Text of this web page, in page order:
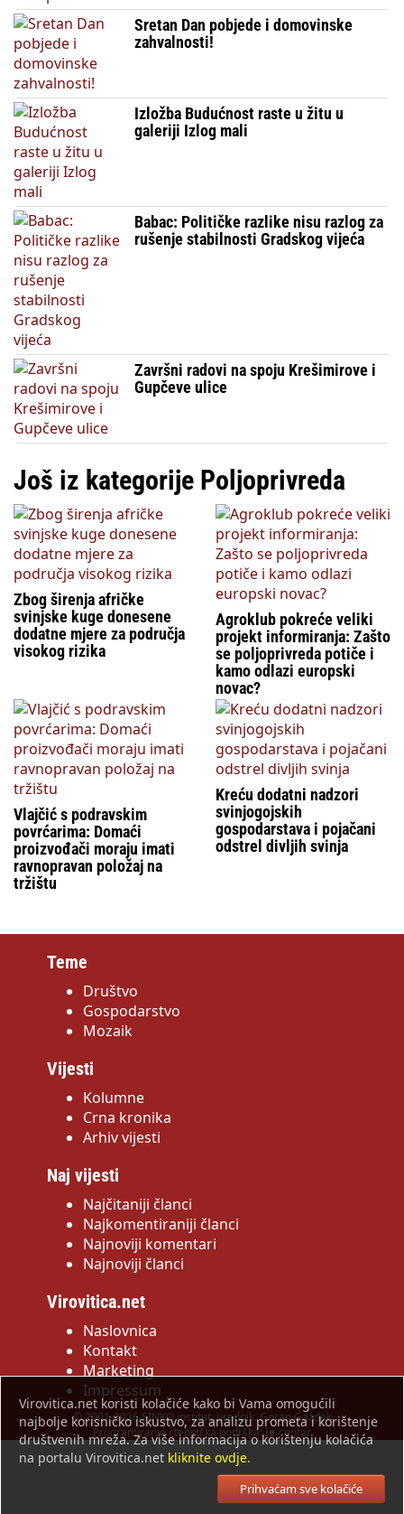
Sretan Dan pobjede i domovinske
zahvalnosti!
Izložba Budućnost raste u žitu u
galeriji Izlog mali
Babac: Političke razlike nisu razlog za
rušenje stabilnosti Gradskog vijeća
Završni radovi na spoju Krešimirove i
Gupčeve ulice
Još iz kategorije Poljoprivreda
Zbog širenja afričke
svinjske kuge donesene
dodatne mjere za područja
visokog rizika
Agroklub pokreće veliki
projekt informiranja: Zašto
se poljoprivreda potiče i
kamo odlazi europski
novac?
Vlajčić s podravskim
povrćarima: Domaći
proizvođači moraju imati
ravnopravan položaj na
tržištu
Kreću dodatni nadzori
svinjogojskih
gospodarstava i pojačani
odstrel divljih svinja
Teme
Društvo
Gospodarstvo
Mozaik
Vijesti
Kolumne
Crna kronika
Arhiv vijesti
Naj vijesti
Najčitaniji članci
Najkomentiraniji članci
Najnoviji komentari
Najnoviji članci
Virovitica.net
Naslovnica
Kontakt
Marketing
Impressum
© 2001-2026 SINKO institut, urednik: Goran Gazdek
Programiranje i tehnička podrška:ie-centar
Virovitica.net koristi kolačiće kako bi Vama omogućili
najbolje korisničko iskustvo, za analizu prometa i korištenje
društvenih mreža. Za više informacija o korištenju kolačića
na portalu Virovitica.net kliknite ovdje.